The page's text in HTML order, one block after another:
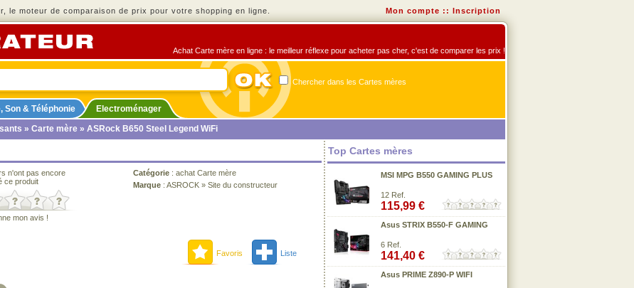
le moteur de comparaison de prix pour votre shopping en ligne. Mon compte :: Inscription
Achat Carte mère en ligne : le meilleur réflexe pour acheter pas cher, c'est de comparer les prix !
Chercher dans les Cartes mères
Son & Téléphonie
Electroménager
» Carte mère » ASRock B650 Steel Legend WiFi
n'ont pas encore
ce produit
mon avis !
Catégorie : achat Carte mère
Marque : ASROCK » Site du constructeur
Favoris Liste
Top Cartes mères
MSI MPG B550 GAMING PLUS
12 Ref.
115,99 €
Asus STRIX B550-F GAMING
6 Ref.
141,40 €
Asus PRIME Z890-P WIFI